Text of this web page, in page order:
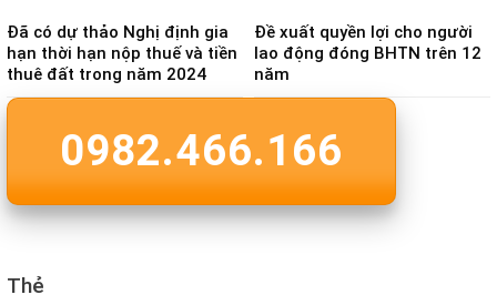
Đã có dự thảo Nghị định gia
hạn thời hạn nộp thuế và tiền
thuê đất trong năm 2024
Đề xuất quyền lợi cho người
lao động đóng BHTN trên 12
năm
0982.466.166
Thẻ